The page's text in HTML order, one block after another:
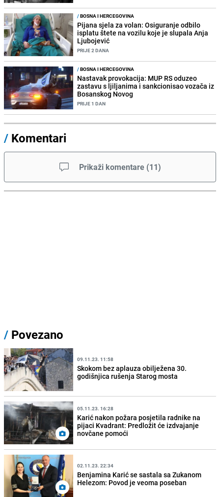
/BOSNA I HERCEGOVINA
Pijana sjela za volan: Osiguranje odbilo
isplatu štete na vozilu koje je slupala Anja
Ljubojević
PRIJE 2 DANA
/BOSNA I HERCEGOVINA
Nastavak provokacija: MUP RS oduzeo
zastavu s ljiljanima i sankcionisao vozača iz
Bosanskog Novog
PRIJE 1 DAN
/ Komentari
Prikaži komentare (11)
/ Povezano
09.11.23. 11:58
Skokom bez aplauza obilježena 30.
godišnjica rušenja Starog mosta
05.11.23. 16:28
Karić nakon požara posjetila radnike na
pijaci Kvadrant: Predložit će izdvajanje
novčane pomoći
02.11.23. 22:34
Benjamina Karić se sastala sa Zukanom
Helezom: Povod je veoma poseban